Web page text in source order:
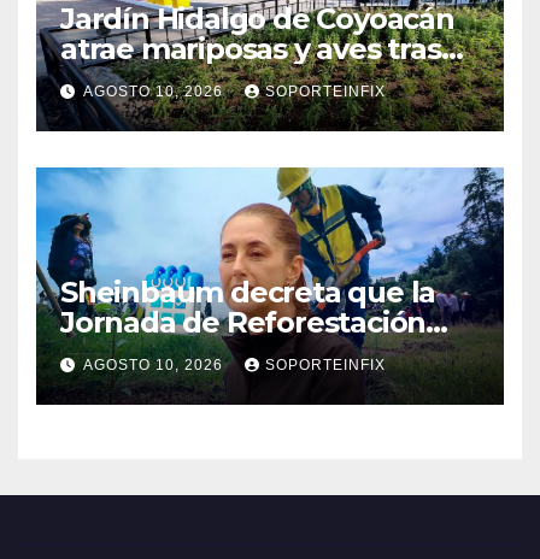
Jardín Hidalgo de Coyoacán
atrae mariposas y aves tras
convertirse en espacio
polinizador
AGOSTO 10, 2026 SOPORTEINFIX
Sheinbaum decreta que la
Jornada de Reforestación
sea cada segundo domingo
de agosto
AGOSTO 10, 2026 SOPORTEINFIX